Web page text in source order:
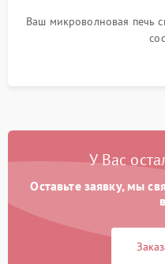
Ваш микроволновая печь
У Вас
Оставьте заявку, мы